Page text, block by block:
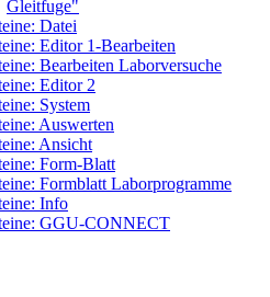
Gleitfuge"
Datei
Editor 1-Bearbeiten
Bearbeiten Laborversuche
Editor 2
System
Auswerten
Ansicht
Form-Blatt
Formblatt Laborprogramme
Info
GGU-CONNECT